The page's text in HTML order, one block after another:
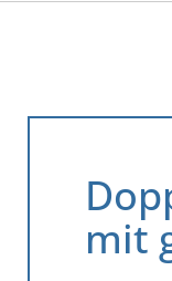
mit